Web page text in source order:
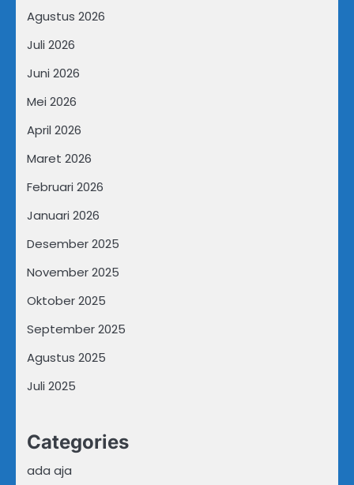
Agustus 2026
Juli 2026
Juni 2026
Mei 2026
April 2026
Maret 2026
Februari 2026
Januari 2026
Desember 2025
November 2025
Oktober 2025
September 2025
Agustus 2025
Juli 2025
Categories
ada aja